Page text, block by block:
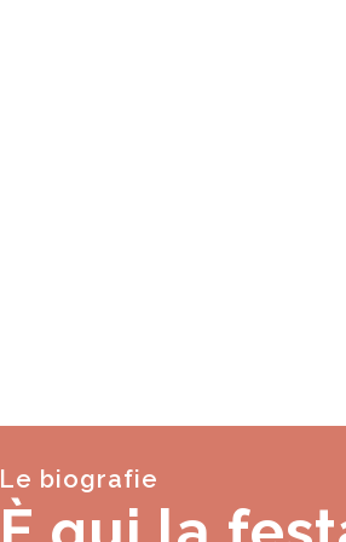
Le biografie